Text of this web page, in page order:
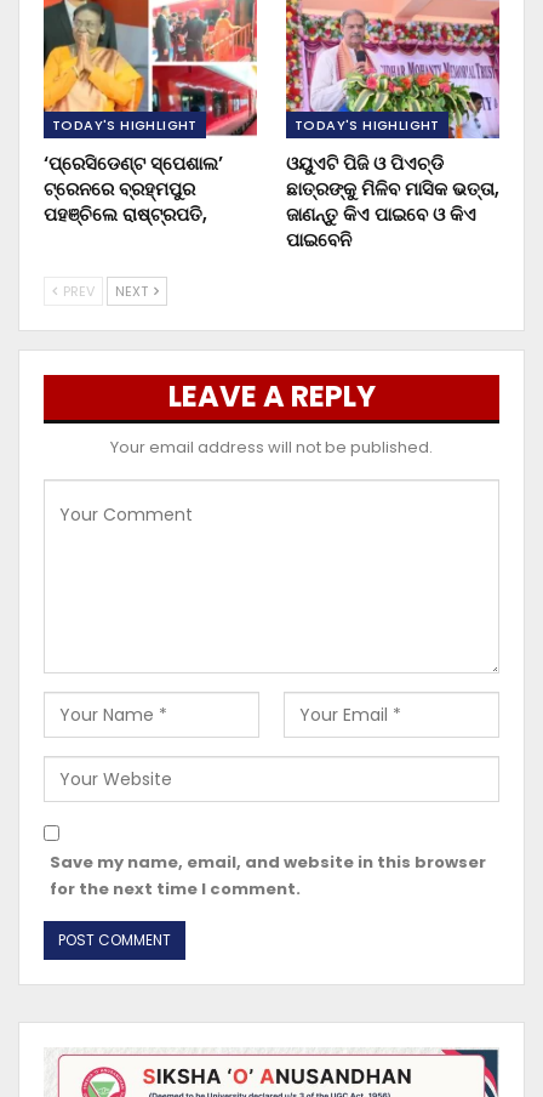
TODAY'S HIGHLIGHT
‘ପ୍ରେସିଡେଣ୍ଟ ସ୍ପେଶାଲ’
ଟ୍ରେନରେ ବ୍ରହ୍ମପୁର
ପହଞ୍ଚିଲେ ରାଷ୍ଟ୍ରପତି,
TODAY'S HIGHLIGHT
ଓୟୁଏଟି ପିଜି ଓ ପିଏଚ୍‌ଡି
ଛାତ୍ରଙ୍କୁ ମିଳିବ ମାସିକ ଭତ୍ତା,
ଜାଣନ୍ତୁ କିଏ ପାଇବେ ଓ କିଏ
ପାଇବେନି
PREV NEXT
LEAVE A REPLY
Your email address will not be published.
Save my name, email, and website in this browser
for the next time I comment.